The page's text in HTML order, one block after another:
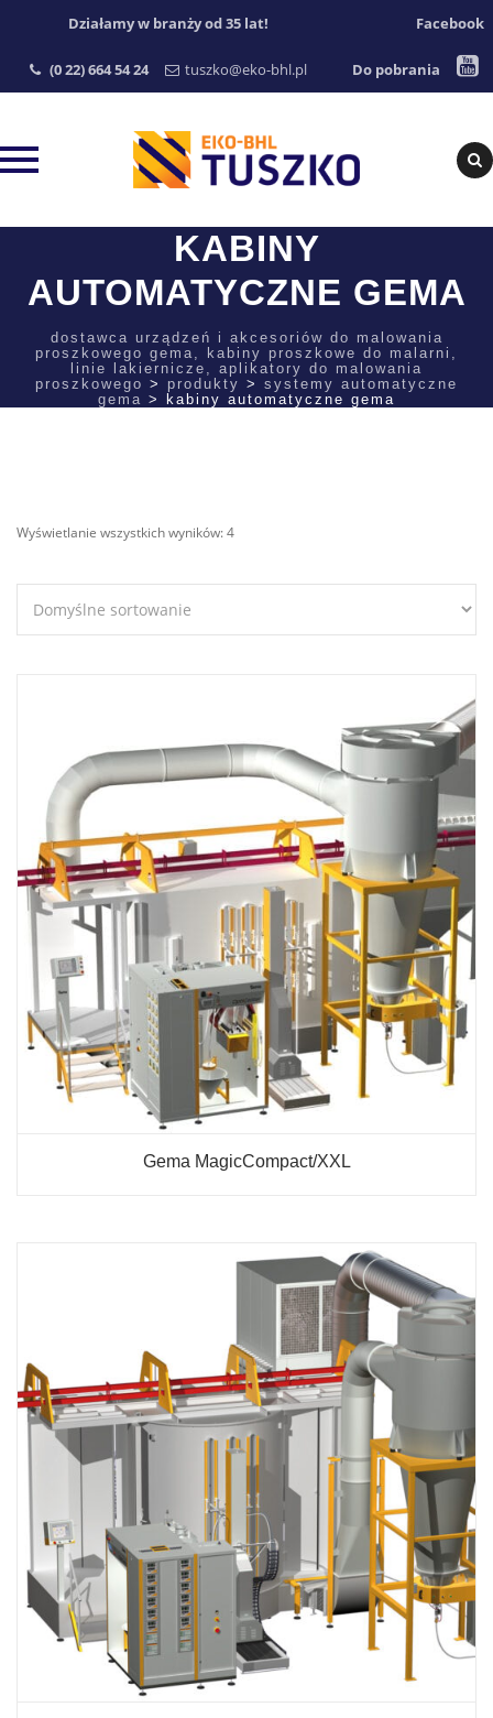
Działamy w branży od 35 lat!
(0 22) 664 54 24 tuszko@eko-bhl.pl
Facebook
Do pobrania
content
KABINY
AUTOMATYCZNE GEMA
dostawca urządzeń i akcesoriów do malowania
proszkowego gema, kabiny proszkowe do malarni,
linie lakiernicze, aplikatory do malowania
proszkowego > produkty > systemy automatyczne
gema > kabiny automatyczne gema
Wyświetlanie wszystkich wyników: 4
Gema MagicCompact/XXL